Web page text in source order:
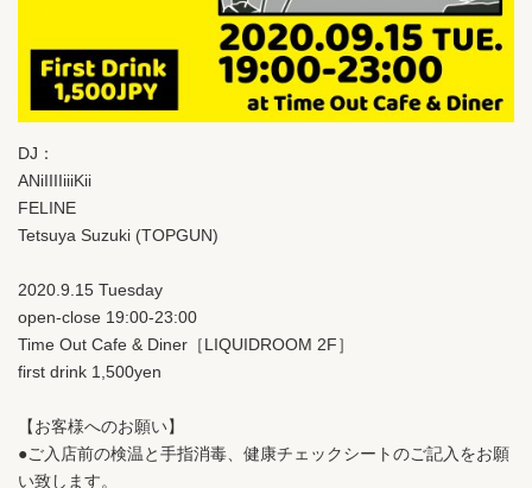
DJ：
ANiIIIIiiiKii
FELINE
Tetsuya Suzuki (TOPGUN)
2020.9.15 Tuesday
open-close 19:00-23:00
Time Out Cafe & Diner［LIQUIDROOM 2F］
first drink 1,500yen
【お客様へのお願い】
●ご入店前の検温と手指消毒、健康チェックシートのご記入をお願
い致します。